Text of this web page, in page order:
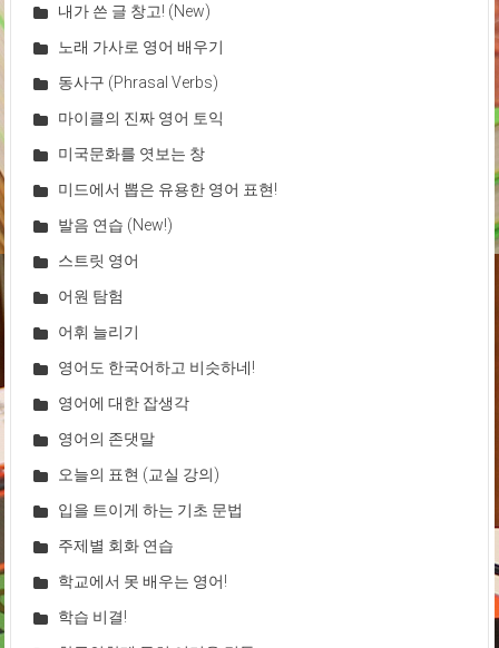
내가 쓴 글 창고! (New)
노래 가사로 영어 배우기
동사구 (Phrasal Verbs)
마이클의 진짜 영어 토익
미국문화를 엿보는 창
미드에서 뽑은 유용한 영어 표현!
발음 연습 (New!)
스트릿 영어
어원 탐험
어휘 늘리기
영어도 한국어하고 비슷하네!
영어에 대한 잡생각
영어의 존댓말
오늘의 표현 (교실 강의)
입을 트이게 하는 기초 문법
주제별 회화 연습
학교에서 못 배우는 영어!
학습 비결!